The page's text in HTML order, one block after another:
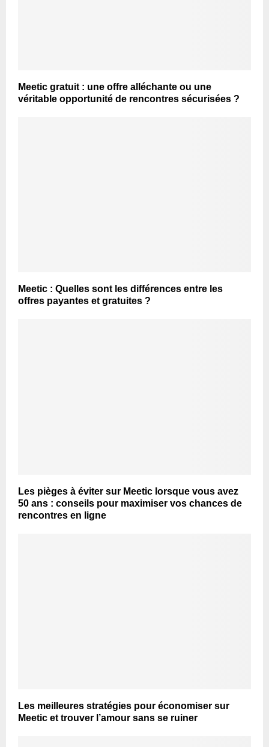
Meetic gratuit : une offre alléchante ou une
véritable opportunité de rencontres sécurisées ?
Meetic : Quelles sont les différences entre les
offres payantes et gratuites ?
Les pièges à éviter sur Meetic lorsque vous avez
50 ans : conseils pour maximiser vos chances de
rencontres en ligne
Les meilleures stratégies pour économiser sur
Meetic et trouver l’amour sans se ruiner